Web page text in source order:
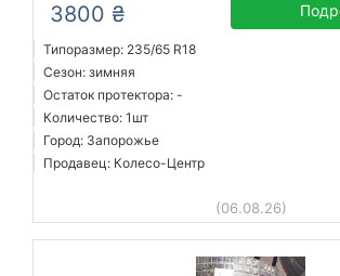
3800 ₴
Типоразмер: 235/65 R18
Сезон: зимняя
Остаток протектора: -
Количество: 1шт
Город: Запорожье
Продавец: Колесо-Центр
(06.08.26)